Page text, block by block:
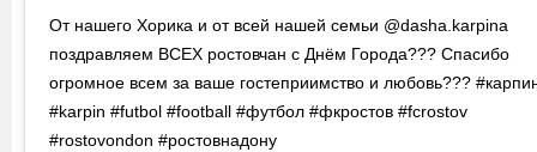
От нашего Хорика и от всей нашей семьи @dasha.karpina
поздравляем ВСЕХ ростовчан с Днём Города??? Спасибо
огромное всем за ваше гостеприимство и любовь???
#karpin #futbol #football #футбол #фкростов #fcrostov
#rostovondon #ростовнадону